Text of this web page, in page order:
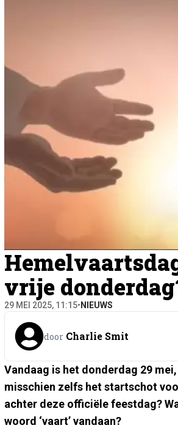
vrije
29 MEI 2025, 11:15• NIEUWS
door Charlie Smit
Vandaag is het donderdag 29
misschien zelfs het startschot
achter deze officiële feestdag?
woord ‘vaart’ vandaan?